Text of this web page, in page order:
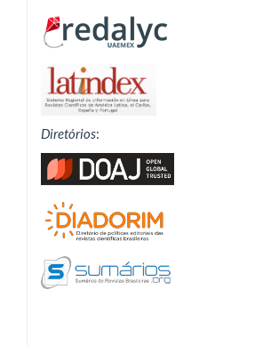
Diretórios: